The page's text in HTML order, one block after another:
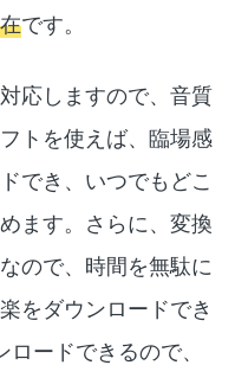
です。
応しますので、音質
トを使えば、臨場感
でき、いつでもどこ
ます。さらに、変換
ので、時間を無駄に
をダウンロードでき
ードできるので、